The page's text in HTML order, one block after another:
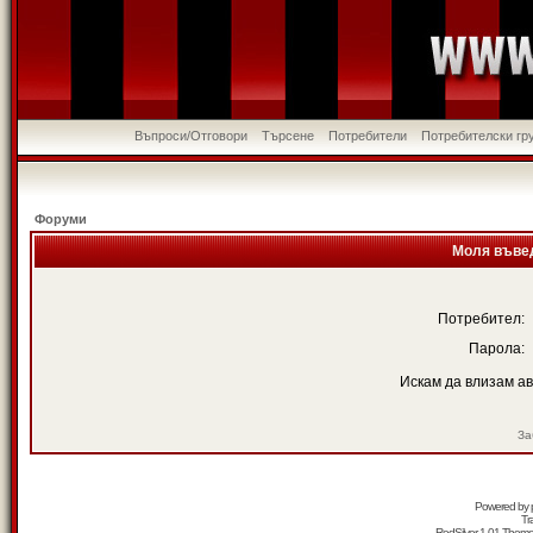
Въпроси/Отговори Търсене Потребители Потребителски
Форуми
Моля
Потребител:
Парола:
Искам да влизам
Powered by